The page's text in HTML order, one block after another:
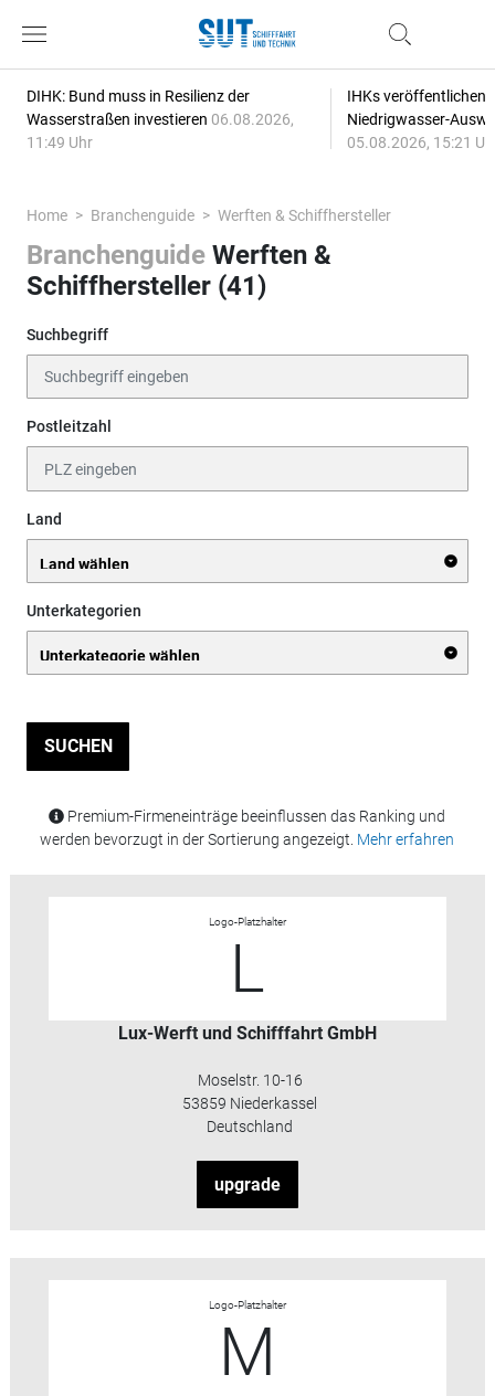
DIHK: Bund muss in Resilienz der
Wasserstraßen investieren 06.08.2026,
11:49 Uhr
IHKs veröffentlichen
Niedrigwasser-
05.08.2026, 15:21
Home Branchenguide Werften & Schiffhersteller
Branchenguide Werften &
Schiffhersteller (41)
Suchbegriff
Postleitzahl
Land
Unterkategorien
SUCHEN
Premium-Firmeneinträge beeinflussen das Ranking und
werden bevorzugt in der Sortierung angezeigt. Mehr erfahren
Logo-Platzhalter
L
Lux-Werft und Schifffahrt GmbH
Moselstr. 10-16
53859 Niederkassel
Deutschland
upgrade
Logo-Platzhalter
M